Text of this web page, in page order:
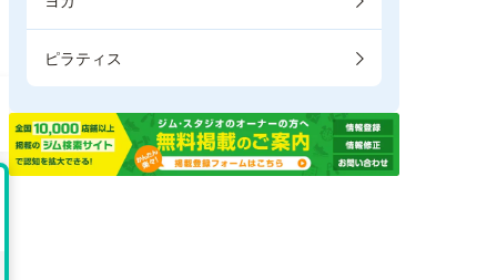
ピラティス